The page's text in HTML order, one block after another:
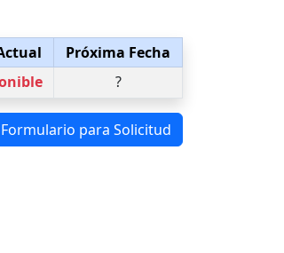
Próxima Fecha
?
Formulario para Solicitud